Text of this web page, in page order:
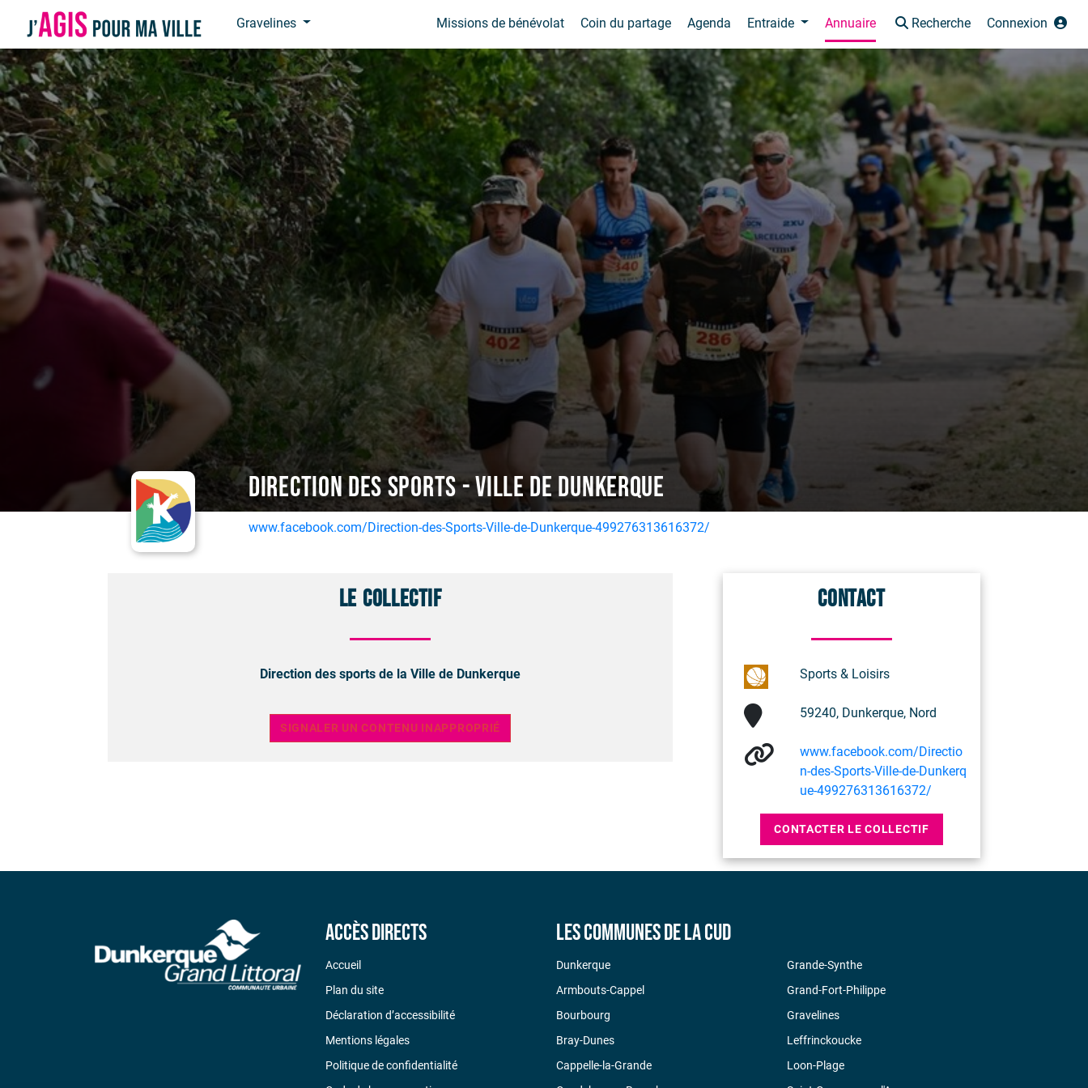
Gravelines Missions de bénévolat Coin du partage Agenda Entraide Annuaire Recherche Connexion
Direction des sports - Ville de Dunkerque
www.facebook.com/Direction-des-Sports-Ville-de-Dunkerque-499276313616372/
Le collectif
Direction des sports de la Ville de Dunkerque
SIGNALER UN CONTENU INAPPROPRIÉ
Contact
Sports & Loisirs
59240, Dunkerque, Nord
www.facebook.com/Directio
n-des-Sports-Ville-de-Dunkerq
ue-499276313616372/
CONTACTER LE COLLECTIF
Accès directs
Accueil
Plan du site
Déclaration d’accessibilité
Mentions légales
Politique de confidentialité
Les communes de la CUD
Dunkerque
Armbouts-Cappel
Bourbourg
Bray-Dunes
Cappelle-la-Grande
Grande-Synthe
Grand-Fort-Philippe
Gravelines
Leffrinckoucke
Loon-Plage
Panneau de gestion des cookies